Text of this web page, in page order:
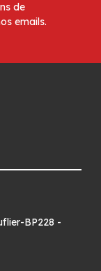
de
emails.
BP228 -